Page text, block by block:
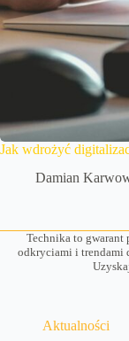
Jak wdrożyć
Damian
Technika to gwarant
odkryciami i trendami
Aktualności